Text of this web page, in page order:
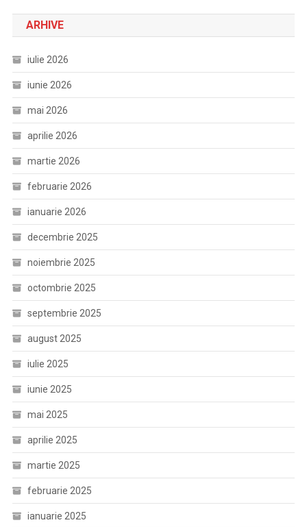
ARHIVE
iulie 2026
iunie 2026
mai 2026
aprilie 2026
martie 2026
februarie 2026
ianuarie 2026
decembrie 2025
noiembrie 2025
octombrie 2025
septembrie 2025
august 2025
iulie 2025
iunie 2025
mai 2025
aprilie 2025
martie 2025
februarie 2025
ianuarie 2025